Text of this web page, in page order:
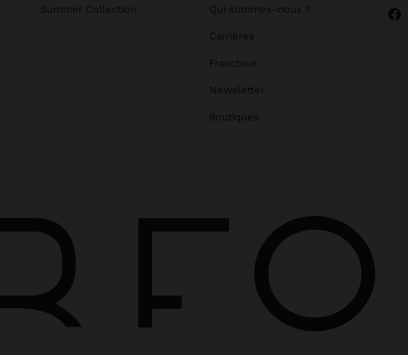
Summer Collection Qui sommes-nous ?
Carrières
Franchise
Newsletter
Boutiques